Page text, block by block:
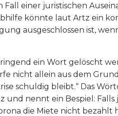
einer juristischen
könnte laut Artz ein
ausgeschlossen ist,
ein Wort gelöscht
nicht allein aus dem
schuldig bleibt.“ Das
nennt ein Bespiel: Falls
die Miete nicht bezahlt